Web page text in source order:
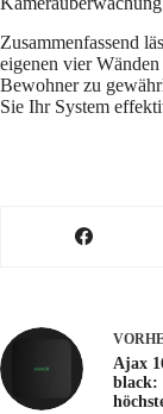
Zusammenfassend
eigenen vier
Bewohner zu
Sie Ihr System
Ajax
black: